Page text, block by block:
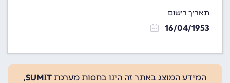
תאריך רישום
16/04/1953
המידע המוצג באתר זה הינו בחסות מערכת SUMIT
,